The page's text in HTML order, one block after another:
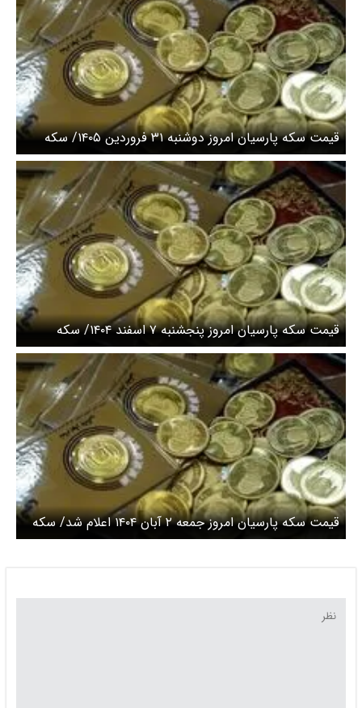
قیمت سکه پارسیان امروز دوشنبه ۳۱ فروردین ۱۴۰۵/ سکه
پارسیان ۱۰۰ سوتی چند؟ + جدول
قیمت سکه پارسیان امروز پنجشنبه ۷ اسفند ۱۴۰۴/ سکه
پارسیان ۱۰۰ سوتی چند؟ + جدول
قیمت سکه پارسیان امروز جمعه ۲ آبان ۱۴۰۴ اعلام شد/ سکه
پارسیان ۲۰۰ سوت چند؟ + جدول